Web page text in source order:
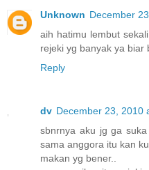
Unknown December
aih hatimu lembut
rejeki yg banyak ya biar
Reply
dv December 23, 2010
sbnrnya aku jg ga
sama anggora itu kan
makan yg bener..